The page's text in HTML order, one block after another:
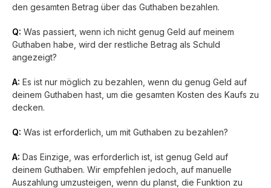
den gesamten Betrag über das Guthaben bezahlen.
Q: Was passiert, wenn ich nicht genug Geld auf meinem
Guthaben habe, wird der restliche Betrag als Schuld
angezeigt?
A: Es ist nur möglich zu bezahlen, wenn du genug Geld auf
deinem Guthaben hast, um die gesamten Kosten des Kaufs zu
decken.
Q: Was ist erforderlich, um mit Guthaben zu bezahlen?
A: Das Einzige, was erforderlich ist, ist genug Geld auf
deinem Guthaben. Wir empfehlen jedoch, auf manuelle
Auszahlung umzusteigen, wenn du planst, die Funktion zu